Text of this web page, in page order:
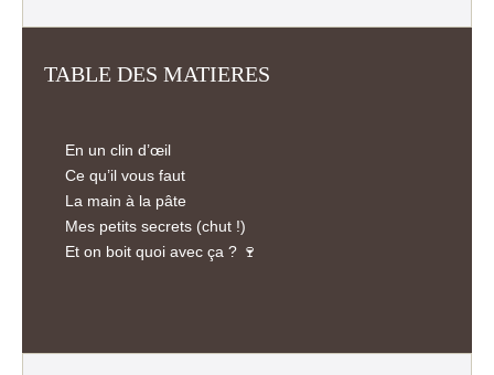
TABLE DES MATIERES
En un clin d’œil
Ce qu’il vous faut
La main à la pâte
Mes petits secrets (chut !)
Et on boit quoi avec ça ? 🍷